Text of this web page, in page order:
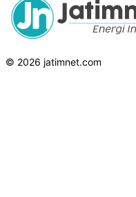
© 2026 jatimnet.com